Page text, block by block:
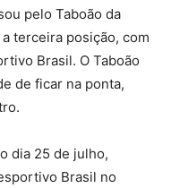
pelo Taboão da
terceira posição, com
Brasil. O Taboão
de ficar na ponta,
dia 25 de julho,
Brasil no